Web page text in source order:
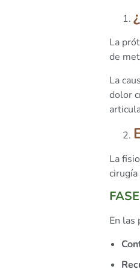
La
de
La
dolor
La
En las